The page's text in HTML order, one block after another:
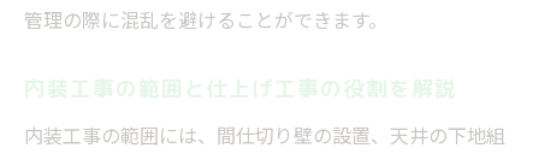
管理の際に混乱を避けることができます。
内装工事の範囲と仕上げ工事の役割を解説
内装工事の範囲には、間仕切り壁の設置、天井の下地組